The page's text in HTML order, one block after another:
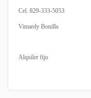
Cel. 829-333-5053
Vimardy Bonilla
Alquiler fijo